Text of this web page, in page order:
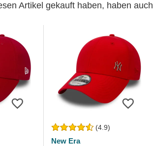
Artikel gekauft haben, haben auch
(4.9)
New Era